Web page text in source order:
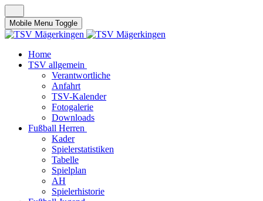
Mobile Menu Toggle
Home
TSV allgemein
Verantwortliche
Anfahrt
TSV-Kalender
Fotogalerie
Downloads
Fußball Herren
Kader
Spielerstatistiken
Tabelle
Spielplan
AH
Spielerhistorie